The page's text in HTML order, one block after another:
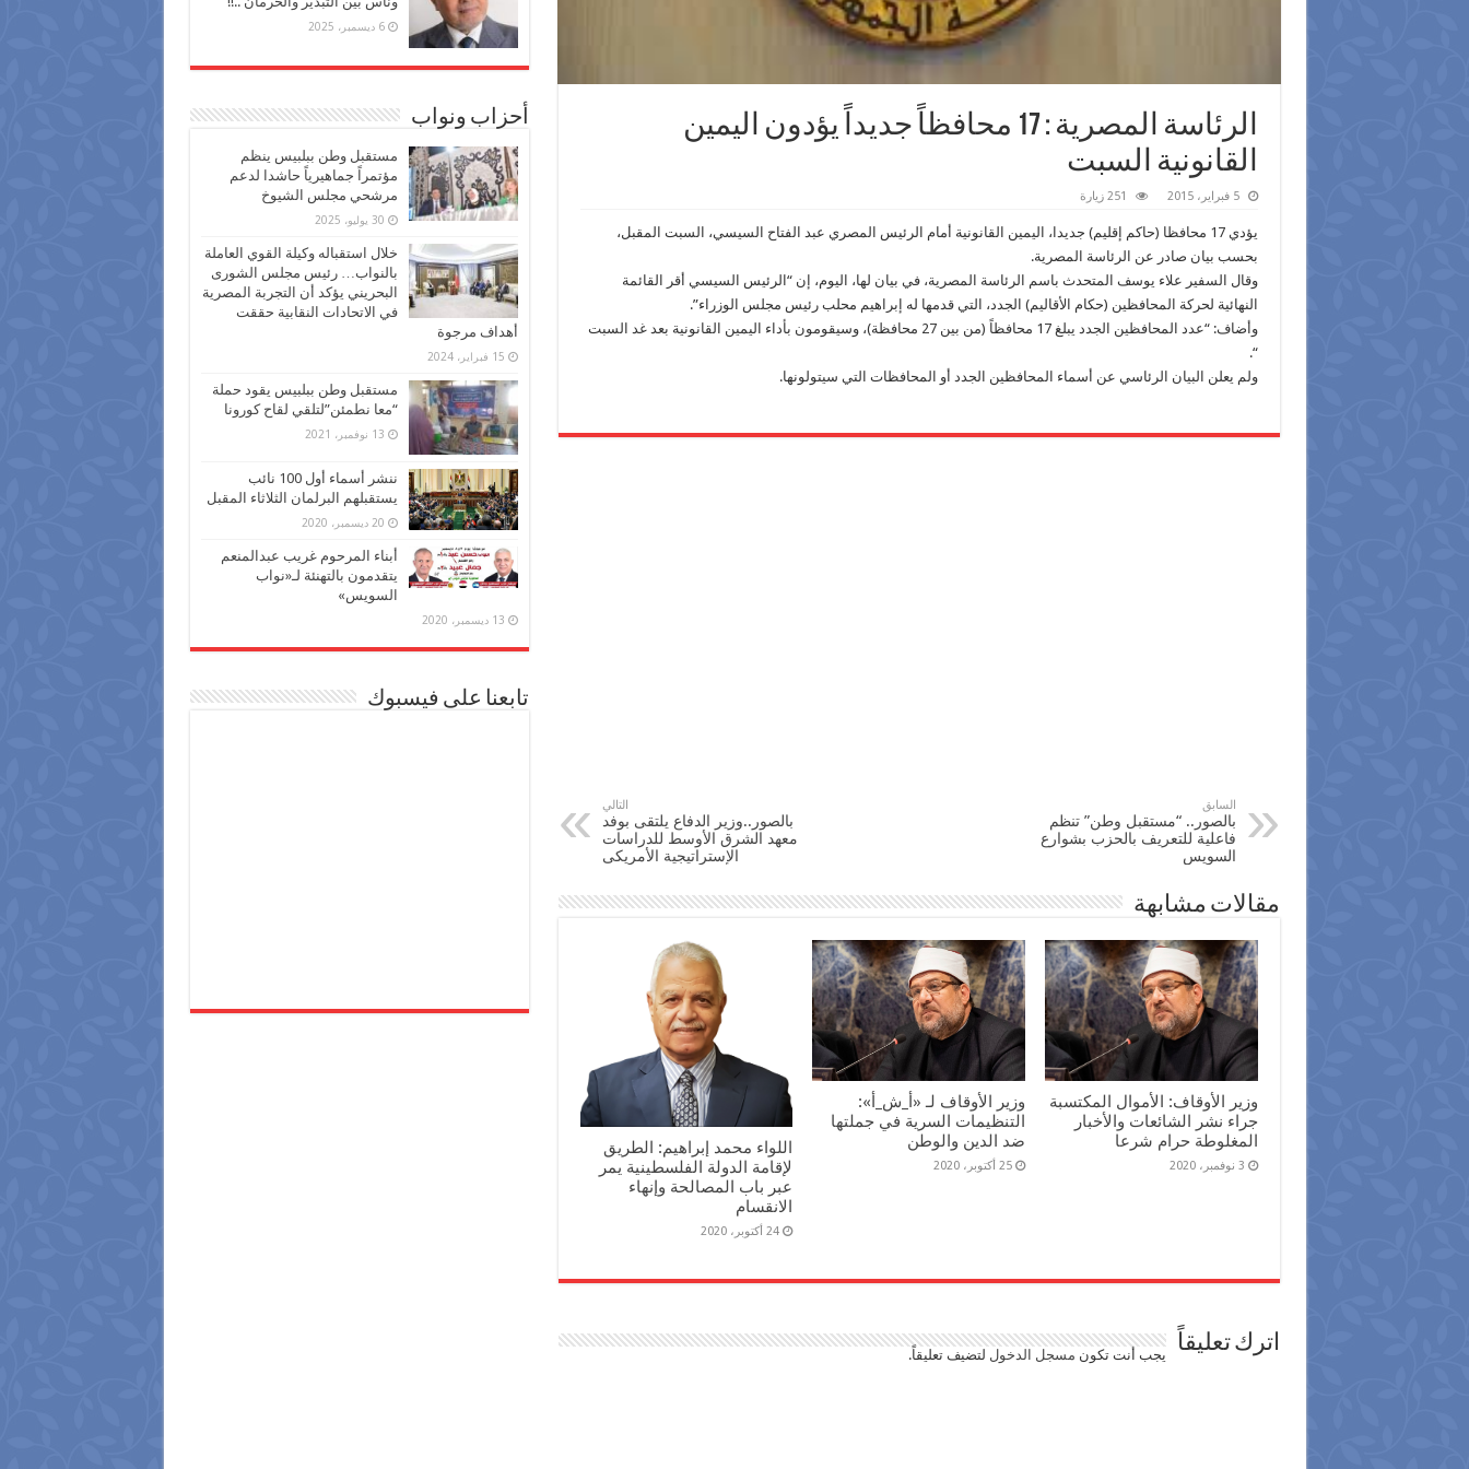
الرئاسة المصرية : 17 محافظاً جديداً يؤدون اليمين
القانونية السبت
5 فبراير، 2015 251 زيارة
يؤدي 17 محافظا (حاكم إقليم) جديدا، اليمين القانونية أمام الرئيس المصري عبد الفتاح السيسي، السبت المقبل،
بحسب بيان صادر عن الرئاسة المصرية.
وقال السفير علاء يوسف المتحدث باسم الرئاسة المصرية، في بيان لها، اليوم، إن “الرئيس السيسي أقر القائمة
النهائية لحركة المحافظين (حكام الأقاليم) الجدد، التي قدمها له إبراهيم محلب رئيس مجلس الوزراء”.
وأضاف: “عدد المحافظين الجدد يبلغ 17 محافظاً (من بين 27 محافظة)، وسيقومون بأداء اليمين القانونية بعد غد السبت
“.
ولم يعلن البيان الرئاسي عن أسماء المحافظين الجدد أو المحافظات التي سيتولونها.
السابق
بالصور.. “مستقبل وطن” تنظم
فاعلية للتعريف بالحزب بشوارع
السويس
التالي
بالصور..وزير الدفاع يلتقى بوفد
معهد الشرق الأوسط للدراسات
الإستراتيجية الأمريكى
مقالات مشابهة
وزير الأوقاف: الأموال المكتسبة
جراء نشر الشائعات والأخبار
المغلوطة حرام شرعا
3 نوفمبر، 2020
وزير الأوقاف لـ «أ_ش_أ»:
التنظيمات السرية في جملتها
ضد الدين والوطن
25 أكتوبر، 2020
اللواء محمد إبراهيم: الطريق
لإقامة الدولة الفلسطينية يمر
عبر باب المصالحة وإنهاء
الانقسام
24 أكتوبر، 2020
اترك تعليقاً يجب أنت تكون مسجل الدخول لتضيف تعليقاً.
6 ديسمبر، 2025
أحزاب ونواب
مستقبل وطن ببلبيس ينظم
مؤتمراً جماهيرياً حاشدا لدعم
مرشحي مجلس الشيوخ
30 يوليو، 2025
خلال استقباله وكيلة القوي العاملة
بالنواب… رئيس مجلس الشورى
البحريني يؤكد أن التجربة المصرية
في الاتحادات النقابية حققت
أهداف مرجوة
15 فبراير، 2024
مستقبل وطن ببلبيس يقود حملة
“معا نطمئن”لتلقي لقاح كورونا
13 نوفمبر، 2021
ننشر أسماء أول 100 نائب
يستقبلهم البرلمان الثلاثاء المقبل
20 ديسمبر، 2020
أبناء المرحوم غريب عبدالمنعم
يتقدمون بالتهنئة لـ«نواب
السويس»
13 ديسمبر، 2020
تابعنا على فيسبوك